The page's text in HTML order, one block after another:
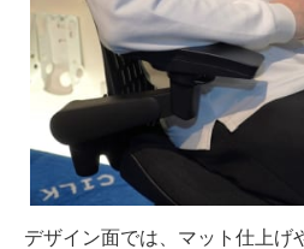
デザイン面では、マット仕上げ